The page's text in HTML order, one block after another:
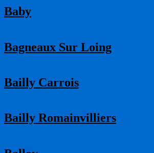
Baby
Bagneaux Sur Loing
Bailly Carrois
Bailly Romainvilliers